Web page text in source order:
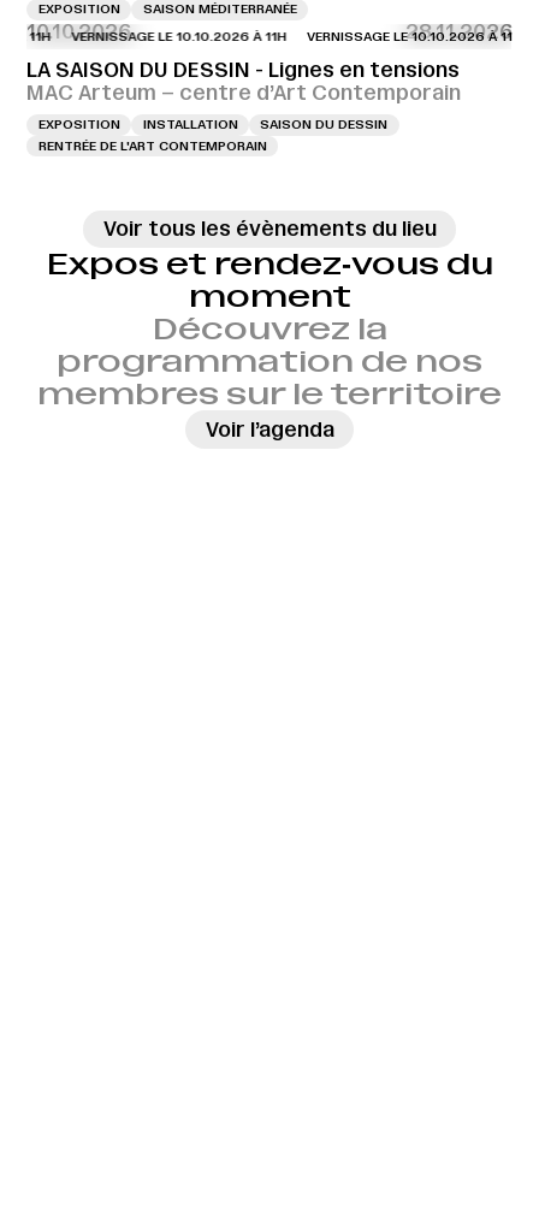
EXPOSITION SAISON MÉDITERRANÉE
10.10.2026 28.11.2026
À 11H VERNISSAGE LE 10.10.2026 À 11H VERNISSAGE LE 10.10.2026 À 11H
LA SAISON DU DESSIN - Lignes en tensions
MAC Arteum – centre d’Art Contemporain
EXPOSITION INSTALLATION
SAISON DU DESSIN
RENTRÉE DE L'ART CONTEMPORAIN
Voir tous les évènements du lieu
Expos et rendez‑vous du
moment
Découvrez la
programmation de nos
membres sur le territoire
Voir l’agenda